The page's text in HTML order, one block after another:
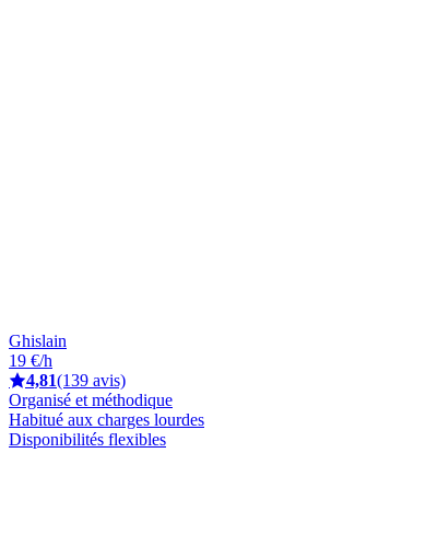
Ghislain
19 €/h
4,81(139 avis)
Organisé et méthodique
Habitué aux charges lourdes
Disponibilités flexibles